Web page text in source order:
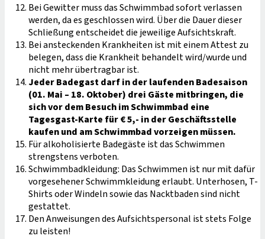
Bei Gewitter muss das Schwimmbad sofort verlassen
werden, da es geschlossen wird. Über die Dauer dieser
Schließung entscheidet die jeweilige Aufsichtskraft.
Bei ansteckenden Krankheiten ist mit einem Attest zu
belegen, dass die Krankheit behandelt wird/wurde und
nicht mehr übertragbar ist.
Jeder Badegast darf in der laufenden Badesaison
(01. Mai – 18. Oktober) drei Gäste mitbringen, die
sich vor dem Besuch im Schwimmbad eine
Tagesgast-Karte für € 5,- in der Geschäftsstelle
kaufen und am Schwimmbad vorzeigen müssen.
Für alkoholisierte Badegäste ist das Schwimmen
strengstens verboten.
Schwimmbadkleidung: Das Schwimmen ist nur mit dafür
vorgesehener Schwimmkleidung erlaubt. Unterhosen, T-
Shirts oder Windeln sowie das Nacktbaden sind nicht
gestattet.
Den Anweisungen des Aufsichtspersonal ist stets Folge
zu leisten!